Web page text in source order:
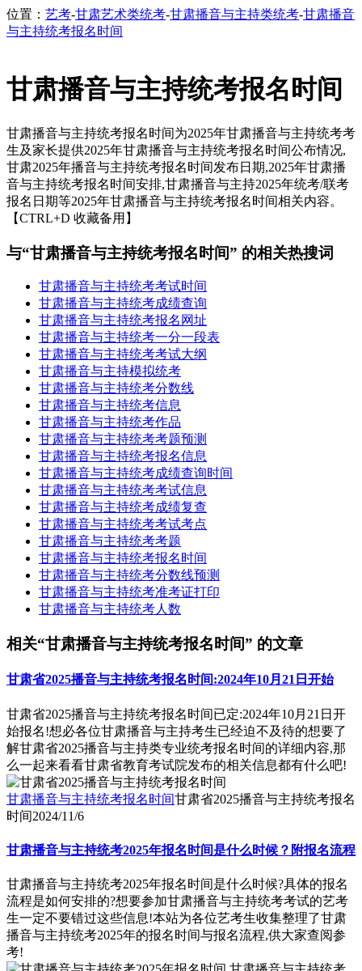
位置： 艺考-甘肃艺术类统考-甘肃播音与主持类统考-甘肃播音
与主持统考报名时间
甘肃播音与主持统考报名时间
甘肃播音与主持统考报名时间为2025年甘肃播音与主持统考考
生及家长提供2025年甘肃播音与主持统考报名时间公布情况,
甘肃2025年播音与主持统考报名时间发布日期,2025年甘肃播
音与主持统考报名时间安排,甘肃播音与主持2025年统考/联考
报名日期等2025年甘肃播音与主持统考报名时间相关内容。
【CTRL+D 收藏备用】
与“甘肃播音与主持统考报名时间” 的相关热搜词
甘肃播音与主持统考考试时间
甘肃播音与主持统考成绩查询
甘肃播音与主持统考报名网址
甘肃播音与主持统考一分一段表
甘肃播音与主持统考考试大纲
甘肃播音与主持模拟统考
甘肃播音与主持统考分数线
甘肃播音与主持统考信息
甘肃播音与主持统考作品
甘肃播音与主持统考考题预测
甘肃播音与主持统考报名信息
甘肃播音与主持统考成绩查询时间
甘肃播音与主持统考考试信息
甘肃播音与主持统考成绩复查
甘肃播音与主持统考考试考点
甘肃播音与主持统考考题
甘肃播音与主持统考报名时间
甘肃播音与主持统考分数线预测
甘肃播音与主持统考准考证打印
甘肃播音与主持统考人数
相关“甘肃播音与主持统考报名时间” 的文章
甘肃省2025播音与主持统考报名时间:2024年10月21日开始
甘肃省2025播音与主持统考报名时间已定:2024年10月21日开
始报名!想必各位甘肃播音与主持考生已经迫不及待的想要了
解甘肃省2025播音与主持类专业统考报名时间的详细内容,那
么一起来看看甘肃省教育考试院发布的相关信息都有什么吧!
甘肃播音与主持统考报名时间甘肃省2025播音与主持统考报名
时间2024/11/6
甘肃播音与主持统考2025年报名时间是什么时候？附报名流程
甘肃播音与主持统考2025年报名时间是什么时候?具体的报名
流程是如何安排的?想要参加甘肃播音与主持统考考试的艺考
生一定不要错过这些信息!本站为各位艺考生收集整理了甘肃
播音与主持统考2025年的报名时间与报名流程,供大家查阅参
考!